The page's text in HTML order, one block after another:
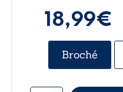
18,99€
Broché